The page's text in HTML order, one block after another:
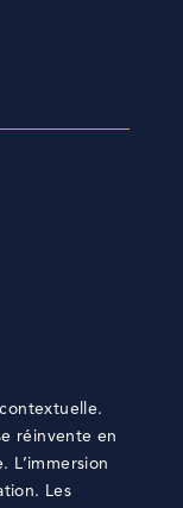
réinvente en
L’immersion
Les